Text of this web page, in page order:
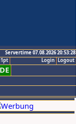
Servertime 07.08.2026 20:53:28
Logout
Login